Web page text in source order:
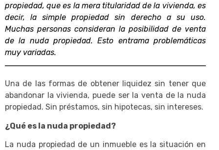
propiedad, que es la mera titularidad de la vivienda, es
decir, la simple propiedad sin derecho a su uso.
Muchas personas consideran la posibilidad de venta
de la nuda propiedad. Esto entrama problemáticas
muy variadas.
Una de las formas de obtener liquidez sin tener que
abandonar la vivienda, puede ser la venta de la nuda
propiedad. Sin préstamos, sin hipotecas, sin intereses.
¿Qué es la nuda propiedad?
La nuda propiedad de un inmueble es la situación en